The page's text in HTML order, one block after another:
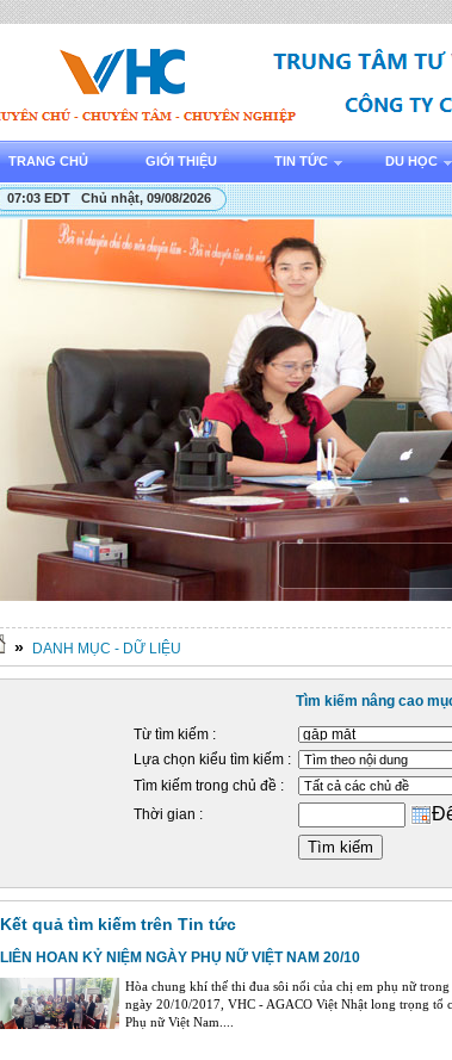
TRANG CHỦ GIỚI THIỆU TIN TỨC DU HỌC
07:03 EDT Chủ nhật, 09/08/2026
» DANH MỤC - DỮ LIỆU
Tìm kiếm nâng cao
Từ tìm kiếm :
Lựa chọn kiểu tìm kiếm :
Tìm kiếm trong chủ đề :
Thời gian :
Kết quả tìm kiếm trên Tin tức
LIÊN HOAN KỶ NIỆM NGÀY PHỤ NỮ VIỆT NAM 20/10
Hòa chung khí thế thi đua sôi nổi của chị em phụ nữ
ngày 20/10/2017, VHC - AGACO Việt Nhật long trọng tổ
Phụ nữ Việt Nam....